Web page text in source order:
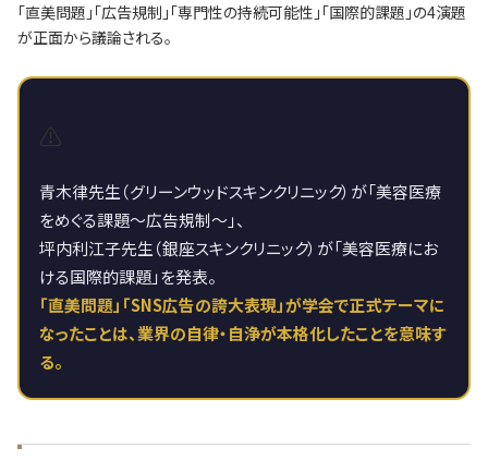
「直美問題」「広告規制」「専門性の持続可能性」「国際的課題」の4演題
が正面から議論される。
⚠️
青木律先生（グリーンウッドスキンクリニック）が「美容医療
をめぐる課題〜広告規制〜」、
坪内利江子先生（銀座スキンクリニック）が「美容医療にお
ける国際的課題」を発表。
「直美問題」「SNS広告の誇大表現」が学会で正式テーマに
なったことは、業界の自律・自浄が本格化したことを意味す
る。